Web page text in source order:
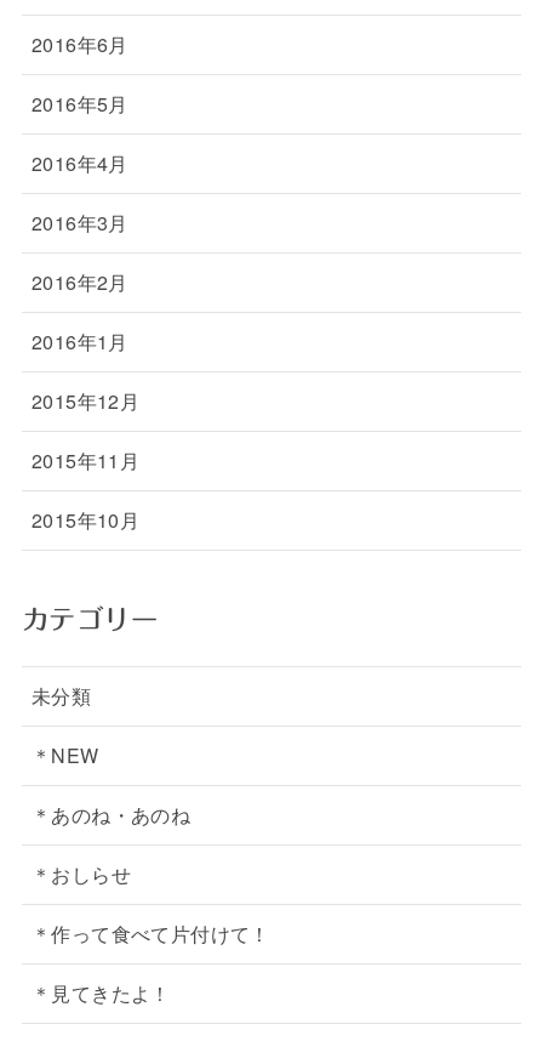
2016年6月
2016年5月
2016年4月
2016年3月
2016年2月
2016年1月
2015年12月
2015年11月
2015年10月
カテゴリー
未分類
＊NEW
＊あのね・あのね
＊おしらせ
＊作って食べて片付けて！
＊見てきたよ！